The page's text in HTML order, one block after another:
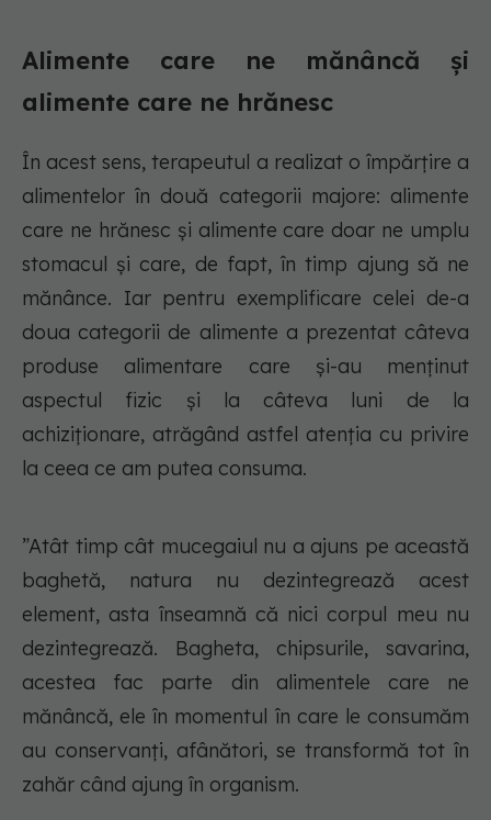
Alimente care ne mănâncă și
alimente care ne hrănesc
În acest sens, terapeutul a realizat o împărțire a
alimentelor în două categorii majore: alimente
care ne hrănesc și alimente care doar ne umplu
stomacul și care, de fapt, în timp ajung să ne
mănânce. Iar pentru exemplificare celei de-a
doua categorii de alimente a prezentat câteva
produse alimentare care și-au menținut
aspectul fizic și la câteva luni de la
achiziționare, atrăgând astfel atenția cu privire
la ceea ce am putea consuma.
”Atât timp cât mucegaiul nu a ajuns pe această
baghetă, natura nu dezintegrează acest
element, asta înseamnă că nici corpul meu nu
dezintegrează. Bagheta, chipsurile, savarina,
acestea fac parte din alimentele care ne
mănâncă, ele în momentul în care le consumăm
au conservanți, afânători, se transformă tot în
zahăr când ajung în organism.